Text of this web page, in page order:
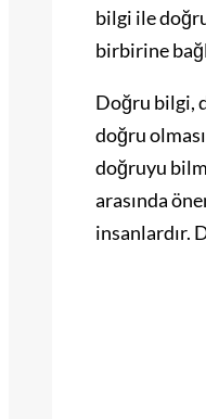
bilgi ile
birbirine
Doğru bilgi,
doğru
doğruyu
arasında
insanlardır.